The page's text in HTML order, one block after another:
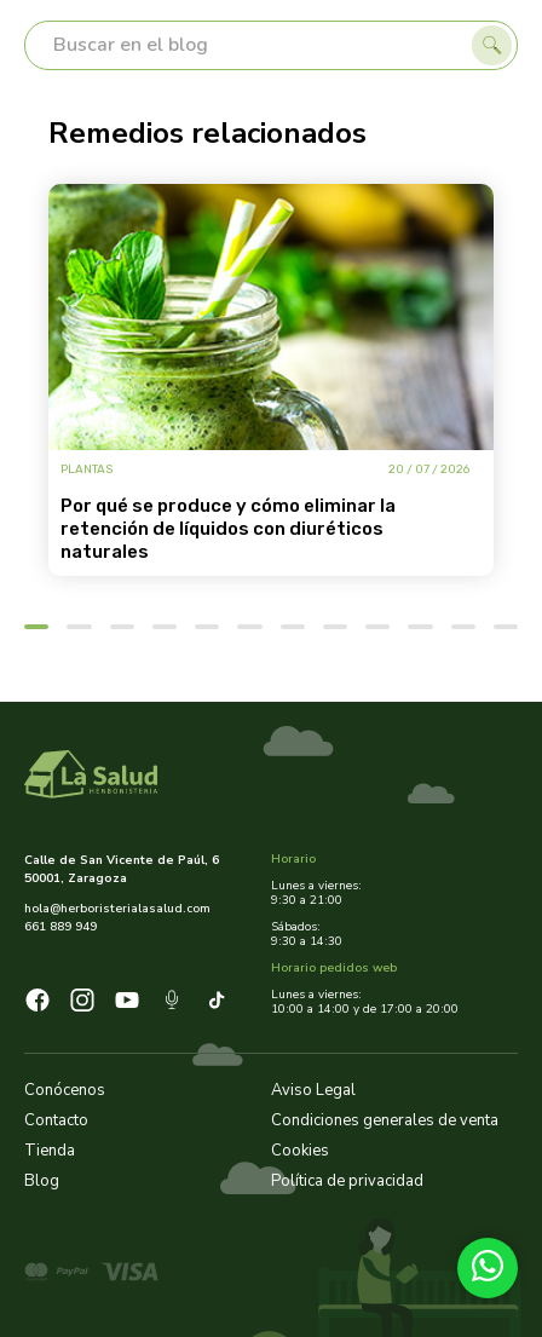
Remedios relacionados
PLANTAS 20 / 07 / 2026
por qué se produce y cómo eliminar la
retención de líquidos con diuréticos
naturales
Calle de San Vicente de Paúl, 6
50001, Zaragoza
hola@herboristerialasalud.com
661 889 949
Conócenos
Contacto
Tienda
Blog
Aviso Legal
Condiciones generales de venta
Cookies
Política de privacidad
Horario
Lunes a viernes:
9:30 a 21:00
Sábados:
9:30 a 14:30
Horario pedidos web
Lunes a viernes:
10:00 a 14:00 y de 17:00 a 20:00